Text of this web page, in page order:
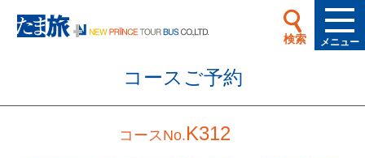
検索 メニュー
コースご予約
コースNo.K312